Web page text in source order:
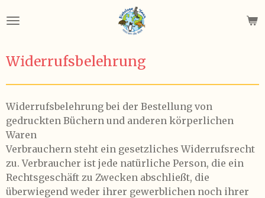
Hauptinhalt
Widerrufsbelehrung
Widerrufsbelehrung bei der Bestellung von
gedruckten Büchern und anderen körperlichen
Waren
Verbrauchern steht ein gesetzliches Widerrufsrecht
zu. Verbraucher ist jede natürliche Person, die ein
Rechtsgeschäft zu Zwecken abschließt, die
überwiegend weder ihrer gewerblichen noch ihrer